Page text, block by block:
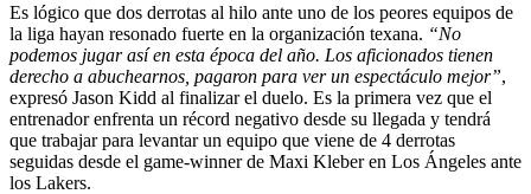
Es lógico que dos derrotas al hilo ante uno de los peores equipos de
la liga hayan resonado fuerte en la organización texana. “No
podemos jugar así en esta época del año. Los aficionados tienen
derecho a abuchearnos, pagaron para ver un espectáculo mejor”,
expresó Jason Kidd al finalizar el duelo. Es la primera vez que el
entrenador enfrenta un récord negativo desde su llegada y tendrá
que trabajar para levantar un equipo que viene de 4 derrotas
seguidas desde el game-winner de Maxi Kleberen Los Ángeles ante
los Lakers.